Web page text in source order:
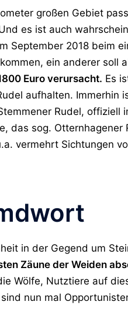
großen Gebiet
es ist auch
September 2018 beim
ein anderer soll
Euro verursacht. Es
aufhalten. Immerhin
Rudel, offiziell
das sog. Otternhagener
vermehrt Sichtungen
in der Gegend um
Zäune der Weiden
Wölfe, Nutztiere auf
nun mal